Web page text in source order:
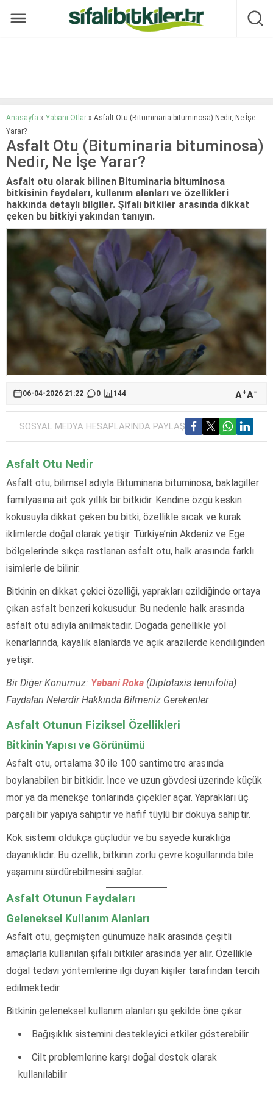
Anasayfa » Yabani Otlar » Asfalt Otu (Bituminaria bituminosa) Nedir, Ne İşe
Yarar?
Asfalt Otu (Bituminaria bituminosa)
Nedir, Ne İşe Yarar?
Asfalt otu olarak bilinen Bituminaria bituminosa
bitkisinin faydaları, kullanım alanları ve özellikleri
hakkında detaylı bilgiler. Şifalı bitkiler arasında dikkat
çeken bu bitkiyi yakından tanıyın.
06-04-2026 21:22 0 144 A+A-
SOSYAL MEDYA HESAPLARINDA PAYLAŞ
Asfalt Otu Nedir
Asfalt otu, bilimsel adıyla Bituminaria bituminosa, baklagiller
familyasına ait çok yıllık bir bitkidir. Kendine özgü keskin
kokusuyla dikkat çeken bu bitki, özellikle sıcak ve kurak
iklimlerde doğal olarak yetişir. Türkiye’nin Akdeniz ve Ege
bölgelerinde sıkça rastlanan asfalt otu, halk arasında farklı
isimlerle de bilinir.
Bitkinin en dikkat çekici özelliği, yaprakları ezildiğinde ortaya
çıkan asfalt benzeri kokusudur. Bu nedenle halk arasında
asfalt otu adıyla anılmaktadır. Doğada genellikle yol
kenarlarında, kayalık alanlarda ve açık arazilerde kendiliğinden
yetişir.
Bir Diğer Konumuz: Yabani Roka (Diplotaxis tenuifolia)
Faydaları Nelerdir Hakkında Bilmeniz Gerekenler
Asfalt Otunun Fiziksel Özellikleri
Bitkinin Yapısı ve Görünümü
Asfalt otu, ortalama 30 ile 100 santimetre arasında
boylanabilen bir bitkidir. İnce ve uzun gövdesi üzerinde küçük
mor ya da menekşe tonlarında çiçekler açar. Yaprakları üç
parçalı bir yapıya sahiptir ve hafif tüylü bir dokuya sahiptir.
Kök sistemi oldukça güçlüdür ve bu sayede kuraklığa
dayanıklıdır. Bu özellik, bitkinin zorlu çevre koşullarında bile
yaşamını sürdürebilmesini sağlar.
Asfalt Otunun Faydaları
Geleneksel Kullanım Alanları
Asfalt otu, geçmişten günümüze halk arasında çeşitli
amaçlarla kullanılan şifalı bitkiler arasında yer alır. Özellikle
doğal tedavi yöntemlerine ilgi duyan kişiler tarafından tercih
edilmektedir.
Bitkinin geleneksel kullanım alanları şu şekilde öne çıkar:
Bağışıklık sistemini destekleyici etkiler gösterebilir
Cilt problemlerine karşı doğal destek olarak
kullanılabilir